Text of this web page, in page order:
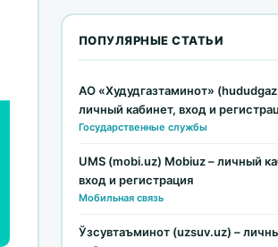
ПОПУЛЯРНЫЕ СТАТЬИ
АО «Худудгазтаминот»
личный кабинет, вход и
Государственные службы
UMS (mobi.uz) Mobiuz – личный
вход и регистрация
Мобильная связь
Ўзсувтаъминот (uzsuv.uz) –